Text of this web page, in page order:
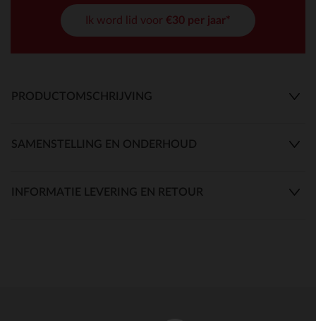
Ik word lid voor €30 per jaar*
PRODUCTOMSCHRIJVING
SAMENSTELLING EN ONDERHOUD
INFORMATIE LEVERING EN RETOUR